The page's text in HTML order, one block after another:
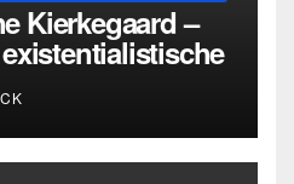
Kierkegaard –